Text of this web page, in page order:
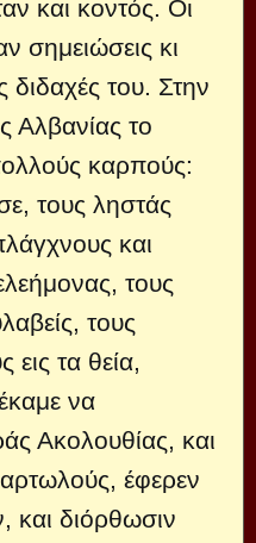
και κοντός. Οι
σημειώσεις κι
διδαχές του. Στην
Αλβανίας το
καρπούς:
τους ληστάς
και
τους
τους
εις τα θεία,
να
Ακολουθίας, και
έφερεν
και διόρθωσιν